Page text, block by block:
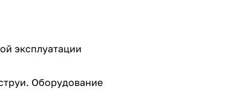
эксплуатации
Оборудование